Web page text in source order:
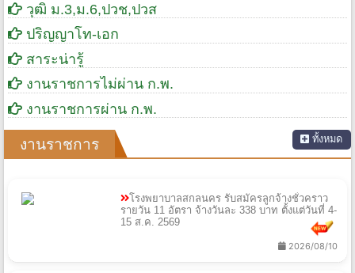
วุฒิ ม.3,ม.6,ปวช,ปวส
ปริญญาโท-เอก
สาระน่ารู้
งานราชการไม่ผ่าน ก.พ.
งานราชการผ่าน ก.พ.
งานราชการ ทั้งหมด
โรงพยาบาลสกลนคร รับสมัครลูกจ้างชั่วคราว
รายวัน 11 อัตรา จ้างวันละ 338 บาท ตั้งแต่วันที่ 4-
15 ส.ค. 2569
2026/08/10